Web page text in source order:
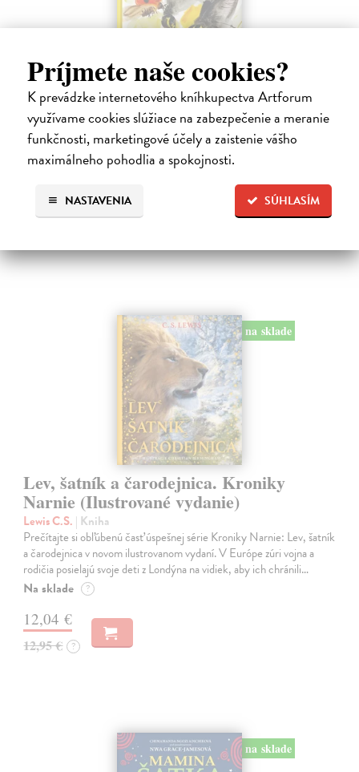
Príjmete naše cookies?
K prevádzke internetového kníhkupectva Artforum
využívame cookies slúžiace na zabezpečenie a meranie
funkčnosti, marketingové účely a zaistenie vášho
maximálneho pohodlia a spokojnosti.
SÚHLASÍM
NASTAVENIA
Alica a hmyz
Dúbravský Andrej| Kniha
Alica je zvedavá mačka, ktorá býva so zvedavým Andrejom. Obaja sú
fascinovaní ríšou hmyzu.
28,03 €
na sklade
Lev, šatník a čarodejnica. Kroniky
Narnie (Ilustrované vydanie)
Lewis C.S. | Kniha
Prečítajte si obľúbenú časť úspešnej série Kroniky Narnie: Lev, šatník
a čarodejnica v novom ilustrovanom vydaní. V Európe zúri vojna a
rodičia posielajú svoje deti z Londýna na vidiek, aby ich chránili…
Na sklade ?
12,04 €
12,95 € ?
na sklade